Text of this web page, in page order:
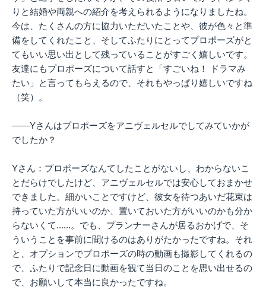
りと結婚や両親への紹介を考えられるようになりましたね。
今は、たくさんの方に協力いただいたことや、彼が色々と準
備をしてくれたこと、そしてふたりにとってプロポーズがと
てもいい思い出として残っていることがすごく嬉しいです。
友達にもプロポーズについて話すと「すごいね！ ドラマみ
たい」と言ってもらえるので、それもやっぱり嬉しいですね
（笑）。
――Yさんはプロポーズをアニヴェルセルでしてみていかが
でしたか？
Yさん：プロポーズなんてしたことがないし、わからないこ
とだらけでしたけど、アニヴェルセルでは安心しておまかせ
できました。細かいことですけど、彼女を待つあいだ花束は
持っていた方がいいのか、置いておいた方がいいのかも分か
らないくて......。でも、プランナーさんが居るおかげで、そ
ういうことを事前に聞けるのはありがたかったですね。それ
と、オプションでプロポーズの時の動画も撮影してくれるの
で、ふたりで記念日に動画を観て当日のことを思い出せるの
で、お願いして本当に良かったですね。